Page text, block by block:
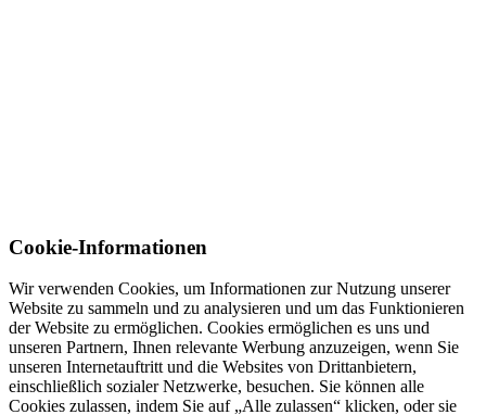
Cookie-Informationen
Wir verwenden Cookies, um Informationen zur Nutzung unserer
Website zu sammeln und zu analysieren und um das Funktionieren
der Website zu ermöglichen. Cookies ermöglichen es uns und
unseren Partnern, Ihnen relevante Werbung anzuzeigen, wenn Sie
unseren Internetauftritt und die Websites von Drittanbietern,
einschließlich sozialer Netzwerke, besuchen. Sie können alle
Cookies zulassen, indem Sie auf „Alle zulassen“ klicken, oder sie